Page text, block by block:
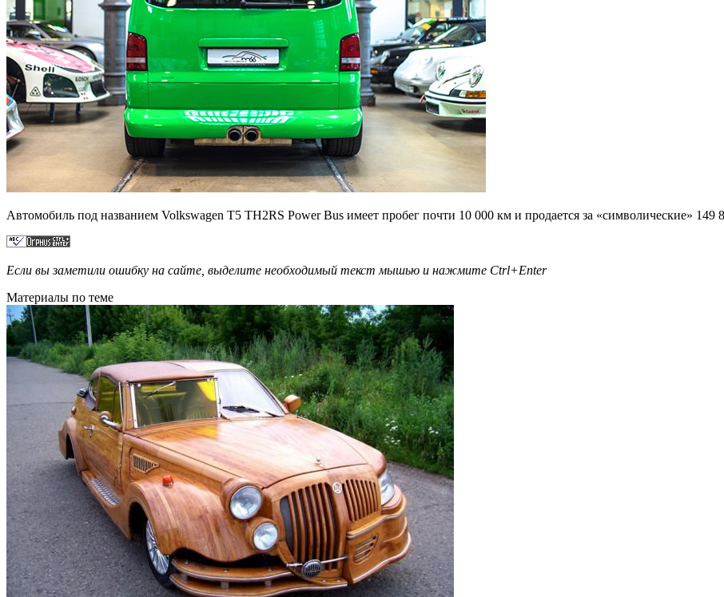
Автомобиль под названием Volkswagen T5 TH2RS Power Bus имеет пробег почти 10 000 км и продается за «символические» 149
Если вы заметили ошибку на сайте, выделите необходимый текст мышью и нажмите Ctrl+Enter
Материалы по теме